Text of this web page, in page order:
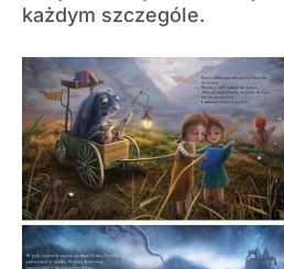
każdym szczególe.